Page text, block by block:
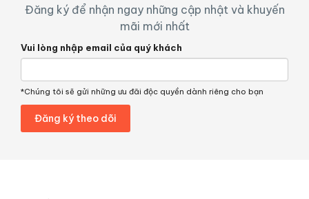
Đăng ký để nhận ngay những cập nhật và khuyến
mãi mới nhất
Vui lòng nhập email của quý khách
*Chúng tôi sẽ gửi những ưu đãi độc quyền dành riêng cho bạn